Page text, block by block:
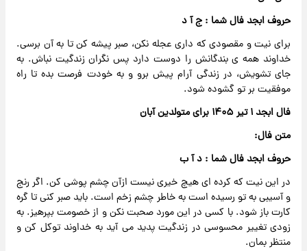
حروف ابجد فال شما : ج آ‌ د
برای نیت و مقصودی که داری عجله نکن، صبر پیشه کن تا به آن برسی.
خداوند همه ی بندگانش را دوست دارد پس نگران زندگیت نباش. به
جای تشویش، در زندگی آرام پیش برو و به خودت فرصت بده تا راه
موفقیت بر تو گشوده شود.
فال ابجد ۱ تیر ۱۴۰۵ برای متولدین آبان
متن فال:
حروف ابجد فال شما : د آ ب
در این نیت که کرده ای هیچ خیری نیست ازآن چشم پوشی کن. اگر رنج
و آسیبی به تو رسیده است به خاطر چشم زخم است. باید صبر کنی تا گره
کارت باز شود. با کسی در این مورد صحبت نکن و از خصومت بپرهیز. به
زودی تغییر محسوسی در زندگیت پدید می آید به خداوند توکل کن و
منتظر بمان.